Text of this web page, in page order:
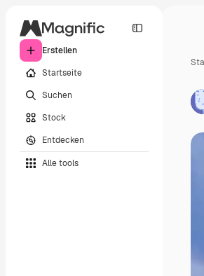
Erstellen
Startseite
Suchen
Stock
Entdecken
Alle tools